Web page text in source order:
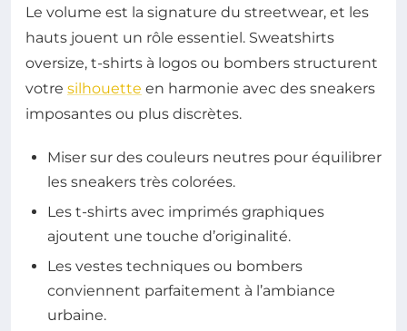
Le volume est la signature du streetwear, et les
hauts jouent un rôle essentiel. Sweatshirts
oversize, t-shirts à logos ou bombers structurent
votre silhouette en harmonie avec des sneakers
imposantes ou plus discrètes.
Miser sur des couleurs neutres pour équilibrer
les sneakers très colorées.
Les t-shirts avec imprimés graphiques
ajoutent une touche d’originalité.
Les vestes techniques ou bombers
conviennent parfaitement à l’ambiance
urbaine.